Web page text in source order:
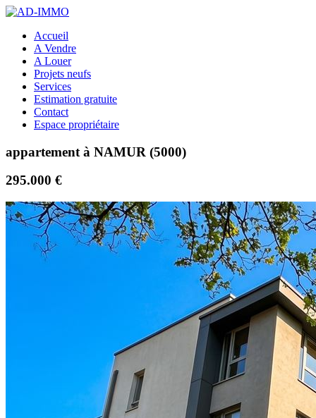
Accueil
A Vendre
A Louer
Projets neufs
Services
Estimation gratuite
Contact
Espace propriétaire
appartement à NAMUR (5000)
295.000 €